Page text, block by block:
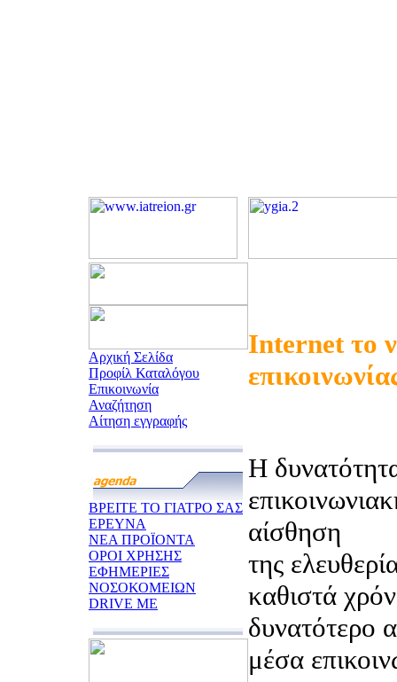
Αρχική Σελίδα
Προφίλ Καταλόγου
Επικοινωνία
Αναζήτηση
Αίτηση εγγραφής
ΒΡΕΙΤΕ ΤΟ ΓΙΑΤΡΟ ΣΑΣ
ΕΡΕΥΝΑ
ΝΕΑ ΠΡΟΪΟΝΤΑ
ΟΡΟΙ ΧΡΗΣΗΣ
ΕΦΗΜΕΡΙΕΣ
ΝΟΣΟΚΟΜΕΙΩΝ
DRIVE ME
Internet το
Η
αίσθηση
της
καθιστά
δυνατότερο
μέσα